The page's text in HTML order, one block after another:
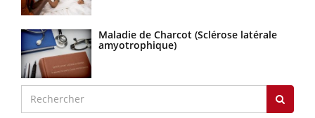
Maladie de Charcot (Sclérose latérale
amyotrophique)